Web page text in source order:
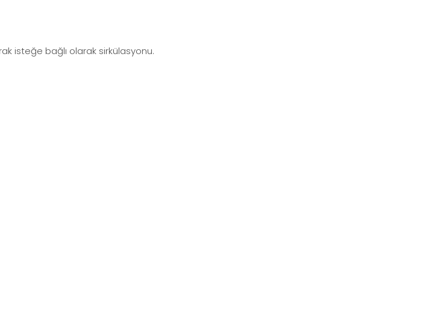
isteğe bağlı olarak sirkülasyonu.